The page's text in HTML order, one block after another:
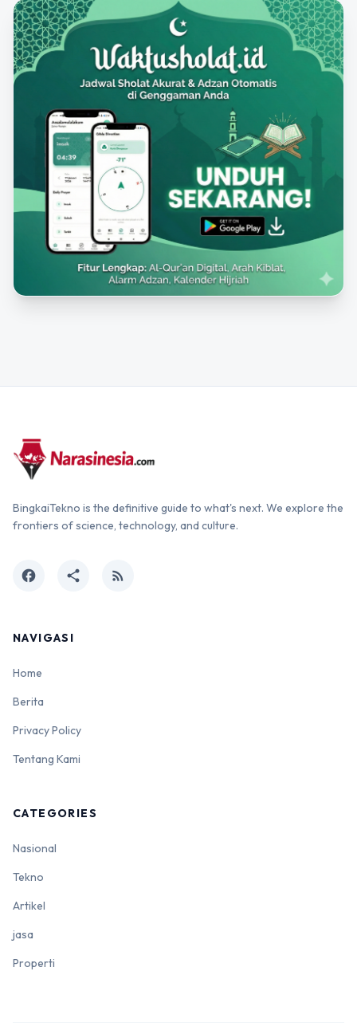
BingkaiTekno is the definitive guide to what's next. We explore the
frontiers of science, technology, and culture.
facebook share rss_feed
NAVIGASI
Home
Berita
Privacy Policy
Tentang Kami
CATEGORIES
Nasional
Tekno
Artikel
jasa
Properti